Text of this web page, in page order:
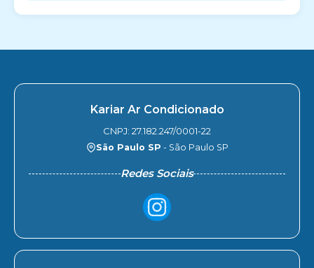
Kariar Ar Condicionado
CNPJ: 27.182.247/0001-22
São Paulo SP - São Paulo SP
Redes Sociais